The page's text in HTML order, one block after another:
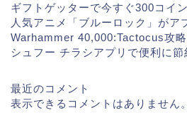
ギフトゲッターで今すぐ300コイ
人気アニメ「ブルーロック」がア
Warhammer 40,000:Tactocus攻略
シュフー チラシアプリで便利に節
最近のコメント
表示できるコメントはありません。